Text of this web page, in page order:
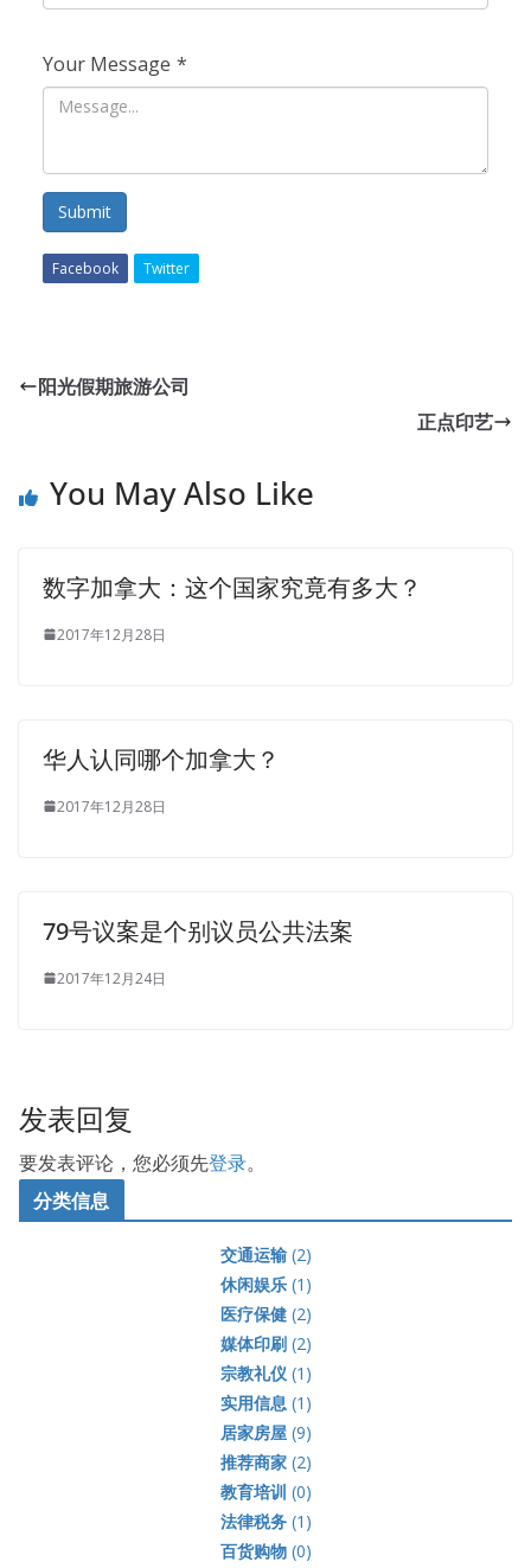
Your Message *
Submit
Facebook Twitter
阳光假期旅游公司
正点印艺
You May Also Like
数字加拿大：这个国家究竟有多大？
2017年12月28日
华人认同哪个加拿大？
2017年12月28日
79号议案是个别议员公共法案
2017年12月24日
发表回复
要发表评论，您必须先登录。
分类信息
交通运输(2)
休闲娱乐(1)
医疗保健(2)
媒体印刷(2)
宗教礼仪(1)
实用信息 (1)
居家房屋(9)
推荐商家(2)
教育培训 (0)
法律税务(1)
百货购物(0)